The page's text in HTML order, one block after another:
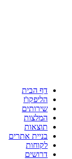
דף הבית
הליפקו'ז
שירותים
המלצות
תוצאות
בניית אתרים
לקוחות
דרושים